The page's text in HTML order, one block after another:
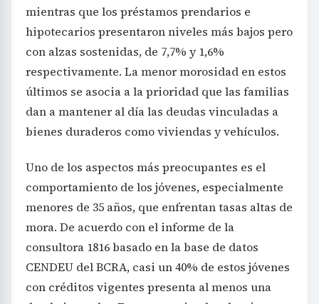
mientras que los préstamos prendarios e
hipotecarios presentaron niveles más bajos pero
con alzas sostenidas, de 7,7% y 1,6%
respectivamente. La menor morosidad en estos
últimos se asocia a la prioridad que las familias
dan a mantener al día las deudas vinculadas a
bienes duraderos como viviendas y vehículos.
Uno de los aspectos más preocupantes es el
comportamiento de los jóvenes, especialmente
menores de 35 años, que enfrentan tasas altas de
mora. De acuerdo con el informe de la
consultora 1816 basado en la base de datos
CENDEU del BCRA, casi un 40% de estos jóvenes
con créditos vigentes presenta al menos una